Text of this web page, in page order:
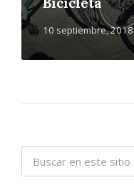
10 septiembre, 2018